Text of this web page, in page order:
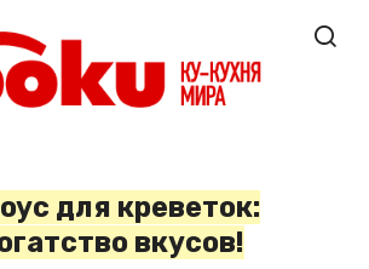
для креветок:
вкусов!